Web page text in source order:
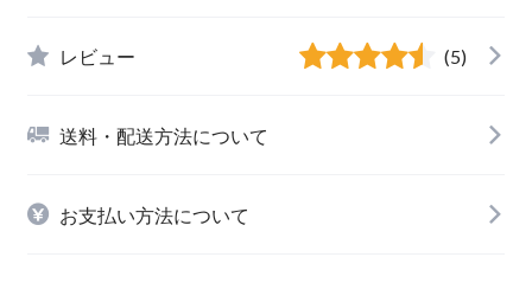
レビュー (5)
送料・配送方法について
お支払い方法について